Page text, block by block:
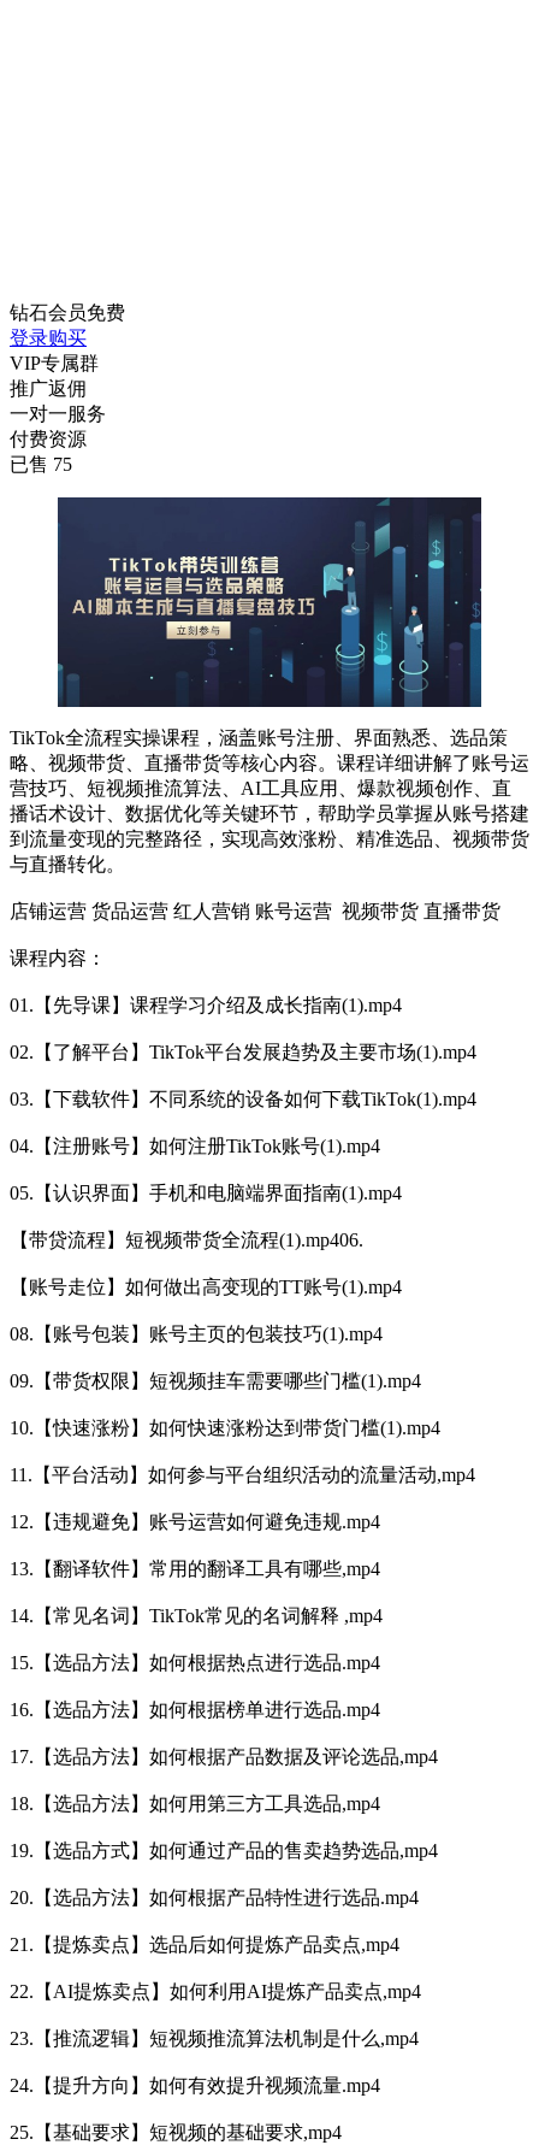
钻石会员免费
登录购买
VIP专属群
推广返佣
一对一服务
付费资源
已售 75
TikTok全流程实操课程，涵盖账号注册、界面熟悉、选品策
略、视频带货、直播带货等核心内容。课程详细讲解了账号运
营技巧、短视频推流算法、AI工具应用、爆款视频创作、直
播话术设计、数据优化等关键环节，帮助学员掌握从账号搭建
到流量变现的完整路径，实现高效涨粉、精准选品、视频带货
与直播转化。
店铺运营 货品运营 红人营销 账号运营 视频带货 直播带货
课程内容：
01.【先导课】课程学习介绍及成长指南(1).mp4
02.【了解平台】TikTok平台发展趋势及主要市场(1).mp4
03.【下载软件】不同系统的设备如何下载TikTok(1).mp4
04.【注册账号】如何注册TikTok账号(1).mp4
05.【认识界面】手机和电脑端界面指南(1).mp4
【带贷流程】短视频带货全流程(1).mp406.
【账号走位】如何做出高变现的TT账号(1).mp4
08.【账号包装】账号主页的包装技巧(1).mp4
09.【带货权限】短视频挂车需要哪些门槛(1).mp4
10.【快速涨粉】如何快速涨粉达到带货门槛(1).mp4
11.【平台活动】如何参与平台组织活动的流量活动,mp4
12.【违规避免】账号运营如何避免违规.mp4
13.【翻译软件】常用的翻译工具有哪些,mp4
14.【常见名词】TikTok常见的名词解释 ,mp4
15.【选品方法】如何根据热点进行选品.mp4
16.【选品方法】如何根据榜单进行选品.mp4
17.【选品方法】如何根据产品数据及评论选品,mp4
18.【选品方法】如何用第三方工具选品,mp4
19.【选品方式】如何通过产品的售卖趋势选品,mp4
20.【选品方法】如何根据产品特性进行选品.mp4
21.【提炼卖点】选品后如何提炼产品卖点,mp4
22.【AI提炼卖点】如何利用AI提炼产品卖点,mp4
23.【推流逻辑】短视频推流算法机制是什么,mp4
24.【提升方向】如何有效提升视频流量.mp4
25.【基础要求】短视频的基础要求,mp4